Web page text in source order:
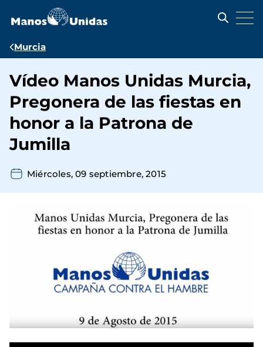
contenido
Ruta
navegación
Murcia
Vídeo Manos Unidas Murcia,
Pregonera de las fiestas en
honor a la Patrona de
Jumilla
Miércoles, 09 septiembre, 2015